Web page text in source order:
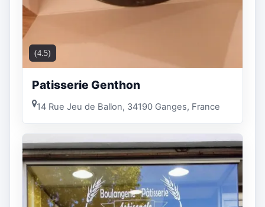
(4.5)
Patisserie Genthon
14 Rue Jeu de Ballon, 34190 Ganges, France